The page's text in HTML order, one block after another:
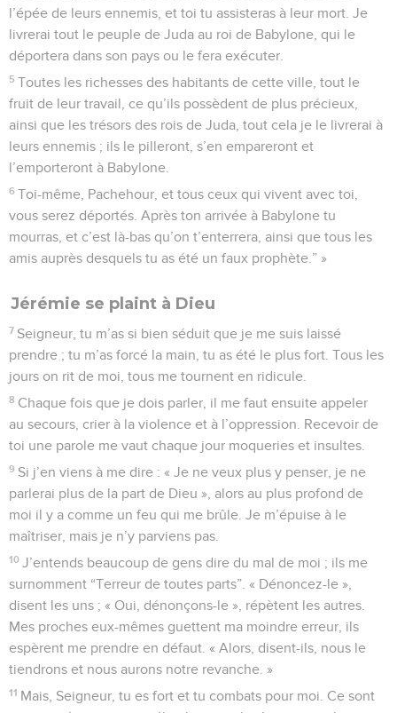
l’épée de leurs ennemis, et toi tu assisteras à leur mort. Je
livrerai tout le peuple de Juda au roi de Babylone, qui le
déportera dans son pays ou le fera exécuter.
5 Toutes les richesses des habitants de cette ville, tout le
fruit de leur travail, ce qu’ils possèdent de plus précieux,
ainsi que les trésors des rois de Juda, tout cela je le livrerai à
leurs ennemis ; ils le pilleront, s’en empareront et
l’emporteront à Babylone.
6 Toi-même, Pachehour, et tous ceux qui vivent avec toi,
vous serez déportés. Après ton arrivée à Babylone tu
mourras, et c’est là-bas qu’on t’enterrera, ainsi que tous les
amis auprès desquels tu as été un faux prophète.” »
Jérémie se plaint à Dieu
7 Seigneur, tu m’as si bien séduit que je me suis laissé
prendre ; tu m’as forcé la main, tu as été le plus fort. Tous les
jours on rit de moi, tous me tournent en ridicule.
8 Chaque fois que je dois parler, il me faut ensuite appeler
au secours, crier à la violence et à l’oppression. Recevoir de
toi une parole me vaut chaque jour moqueries et insultes.
9 Si j’en viens à me dire : « Je ne veux plus y penser, je ne
parlerai plus de la part de Dieu », alors au plus profond de
moi il y a comme un feu qui me brûle. Je m’épuise à le
maîtriser, mais je n’y parviens pas.
10 J’entends beaucoup de gens dire du mal de moi ; ils me
surnomment “Terreur de toutes parts”. « Dénoncez-le »,
disent les uns ; « Oui, dénonçons-le », répètent les autres.
Mes proches eux-mêmes guettent ma moindre erreur, ils
espèrent me prendre en défaut. « Alors, disent-ils, nous le
tiendrons et nous aurons notre revanche. »
11 Mais, Seigneur, tu es fort et tu combats pour moi. Ce sont